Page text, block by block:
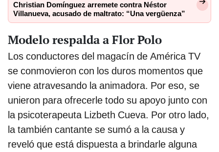
Christian Domínguez arremete contra Néstor
Villanueva, acusado de maltrato: “Una vergüenza”
Modelo respalda a Flor Polo
Los conductores del magacín de América TV
se conmovieron con los duros momentos que
viene atravesando la animadora. Por eso, se
unieron para ofrecerle todo su apoyo junto con
la psicoterapeuta Lizbeth Cueva. Por otro lado,
la también cantante se sumó a la causa y
reveló que está dispuesta a brindarle alguna